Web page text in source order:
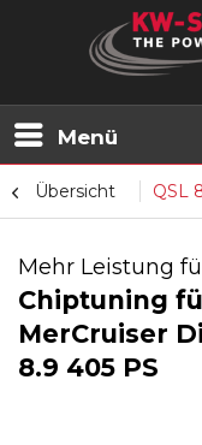
Menü
Übersicht QSL
Mehr Leistung
Chiptuning
MerCruiser
8.9 405 PS